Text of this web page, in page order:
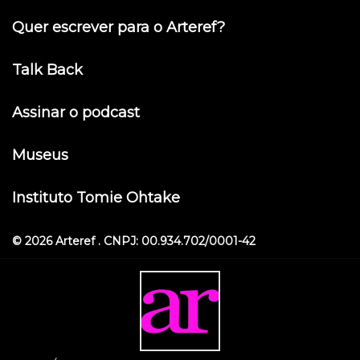
Quer escrever para o Arteref?
Talk Back
Assinar o podcast
Museus
Instituto Tomie Ohtake
© 2026 Arteref . CNPJ: 00.934.702/0001-42